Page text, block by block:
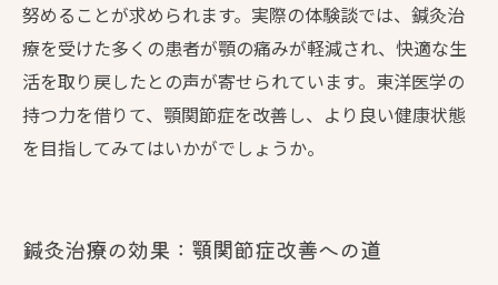
努めることが求められます。実際の体験談では、鍼灸治
療を受けた多くの患者が顎の痛みが軽減され、快適な生
活を取り戻したとの声が寄せられています。東洋医学の
持つ力を借りて、顎関節症を改善し、より良い健康状態
を目指してみてはいかがでしょうか。
鍼灸治療の効果：顎関節症改善への道